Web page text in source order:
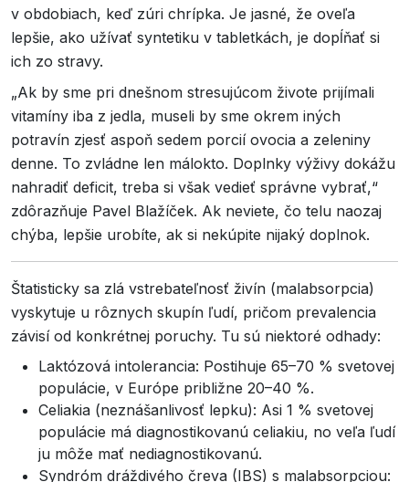
v obdobiach, keď zúri chrípka. Je jasné, že oveľa
lepšie, ako užívať syntetiku v tabletkách, je dopĺňať si
ich zo stravy.
„Ak by sme pri dnešnom stresujúcom živote prijímali
vitamíny iba z jedla, museli by sme okrem iných
potravín zjesť aspoň sedem porcií ovocia a zeleniny
denne. To zvládne len málokto. Doplnky výživy dokážu
nahradiť deficit, treba si však vedieť správne vybrať,“
zdôrazňuje Pavel Blažíček. Ak neviete, čo telu naozaj
chýba, lepšie urobíte, ak si nekúpite nijaký doplnok.
Štatisticky sa zlá vstrebateľnosť živín (malabsorpcia)
vyskytuje u rôznych skupín ľudí, pričom prevalencia
závisí od konkrétnej poruchy. Tu sú niektoré odhady:
Laktózová intolerancia: Postihuje 65–70 % svetovej
populácie, v Európe približne 20–40 %.
Celiakia (neznášanlivosť lepku): Asi 1 % svetovej
populácie má diagnostikovanú celiakiu, no veľa ľudí
ju môže mať nediagnostikovanú.
Syndróm dráždivého čreva (IBS) s malabsorpciou: